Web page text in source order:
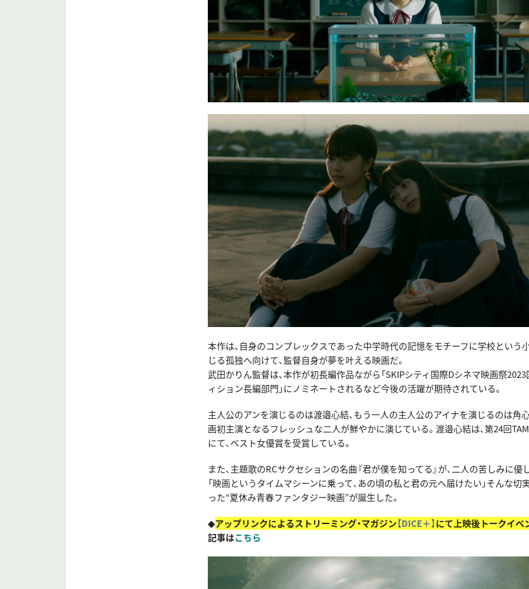
本作は、自身のコンプレックスであった中学時代の記憶をモチーフに学校という
じる孤独へ向けて、監督自身が夢を叶える映画だ。
武田かりん監督は、本作が初長編作品ながら「SKIPシティ国際Dシネマ映画祭
ィション長編部門」にノミネートされるなど今後の活躍が期待されている。
主人公のアンを演じるのは渡邉心結、もう一人の主人公のアイナを演じるのは角
画初主演となるフレッシュな二人が鮮やかに演じている。渡邉心結は、第24回
にて、ベスト女優賞を受賞している。
また、主題歌のRCサクセションの名曲『君が僕を知ってる』が、二人の苦しみに優
「映画というタイムマシーンに乗って、あの頃の私と君の元へ届けたい」そんな切
った“夏休み青春ファンタジー映画”が誕生した。
◆アップリンクによるストリーミング・マガジン【DICE＋】にて上映後トークイベ
記事はこちら